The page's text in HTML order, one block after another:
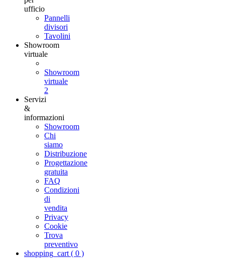
ufficio
Pannelli
divisori
Tavolini
Showroom
virtuale
Showroom
virtuale
2
Servizi
&
informazioni
Showroom
Chi
siamo
Distribuzione
Progettazione
gratuita
FAQ
Condizioni
di
vendita
Privacy
Cookie
Trova
preventivo
shopping_cart ( 0 )